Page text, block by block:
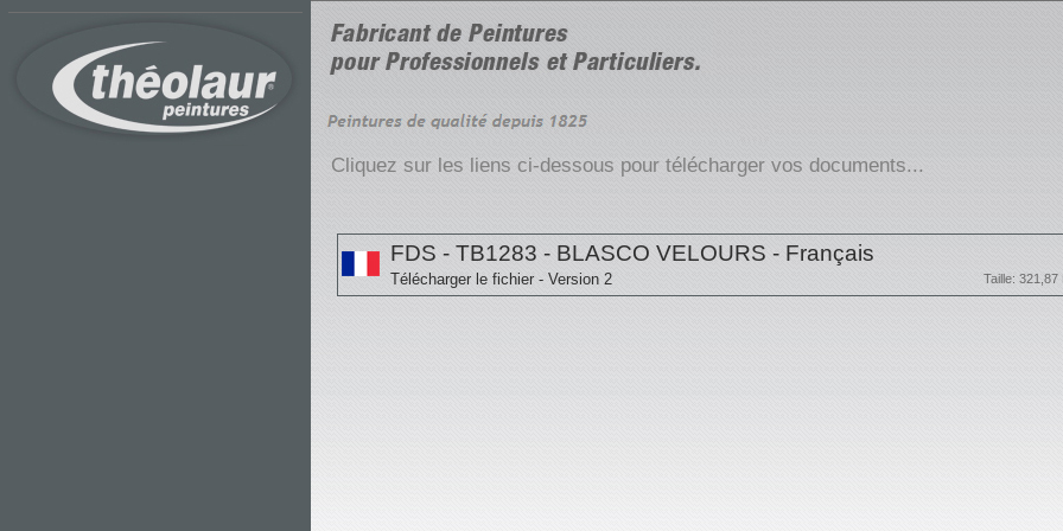
Cliquez sur les liens ci-dessous pour télécharger vos documents...
FDS - TB1283 - BLASCO VELOURS - Français
Télécharger le fichier - Version 2 Taille: 321,87